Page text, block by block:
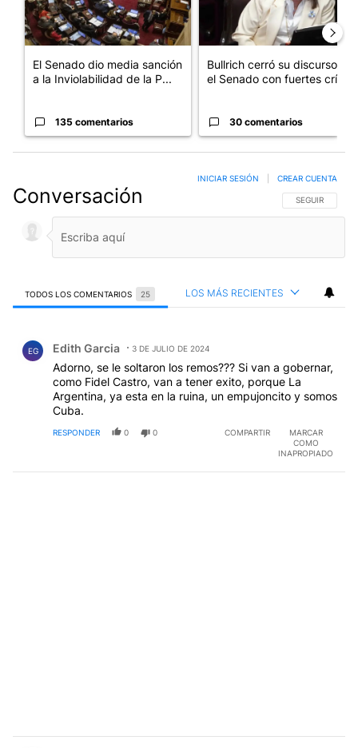
El Senado dio media sanción
a la Inviolabilidad de la P...
135 comentarios
Bullrich cerró su discurso en
el Senado con fuertes crí...
30 comentarios
Conversación SIGA ESTA
SEGUIR
INICIAR SESIÓN CREAR CUENTA
TODOS LOS COMENTARIOS 25 LOS MÁS RECIENTES
EG Edith Garcia 3 DE JULIO DE 2024
Adorno, se le soltaron los remos??? Si van a gobernar,
como Fidel Castro, van a tener exito, porque La
Argentina, ya esta en la ruina, un empujoncito y somos
Cuba.
RESPONDER 0 0 COMPARTIR
MARCAR
COMO
INAPROPIADO